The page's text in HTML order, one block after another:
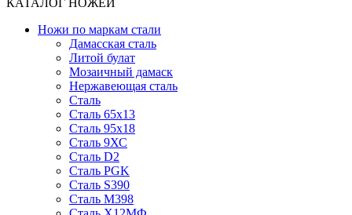
КАТАЛОГ НОЖЕЙ
Ножи по маркам стали
Дамасская сталь
Литой булат
Мозаичный дамаск
Нержавеющая сталь
Сталь
Сталь 65х13
Сталь 95х18
Сталь 9ХС
Сталь D2
Сталь PGK
Сталь S390
Сталь M398